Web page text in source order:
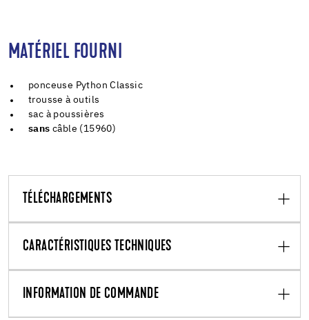
MATÉRIEL FOURNI
ponceuse Python Classic
trousse à outils
sac à poussières
sans câble (15960)
TÉLÉCHARGEMENTS
CARACTÉRISTIQUES TECHNIQUES
INFORMATION DE COMMANDE